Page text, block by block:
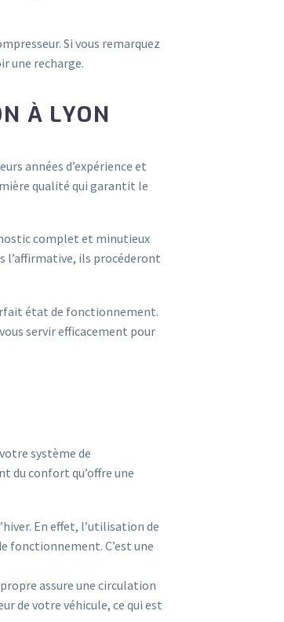
Si vous remarquez
une recharge.
À LYON
années d’expérience et
qualité qui garantit le
complet et minutieux
l’affirmative, ils procéderont
état de fonctionnement.
servir efficacement pour
système de
du confort qu’offre une
En effet, l’utilisation de
fonctionnement. C’est une
assure une circulation
de votre véhicule, ce qui est